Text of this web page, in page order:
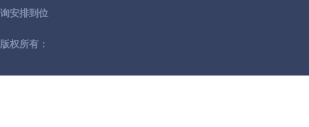
询安排到位
版权所有：